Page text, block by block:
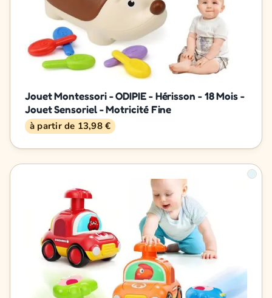
Jouet Montessori - ODIPIE - Hérisson - 18 Mois -
Jouet Sensoriel - Motricité Fine
à partir de 13,98 €